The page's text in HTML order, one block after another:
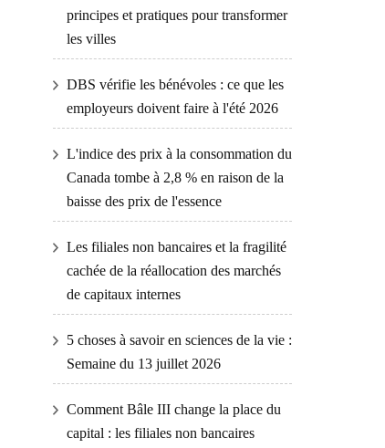
principes et pratiques pour transformer
les villes
DBS vérifie les bénévoles : ce que les
employeurs doivent faire à l'été 2026
L'indice des prix à la consommation du
Canada tombe à 2,8 % en raison de la
baisse des prix de l'essence
Les filiales non bancaires et la fragilité
cachée de la réallocation des marchés
de capitaux internes
5 choses à savoir en sciences de la vie :
Semaine du 13 juillet 2026
Comment Bâle III change la place du
capital : les filiales non bancaires